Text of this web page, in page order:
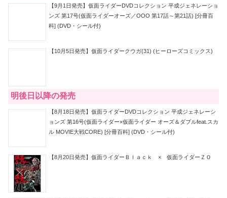
【9月1日発売】仮面ライダーDVDコレクション 平成ジェネレーショ
ンズ 第17号(仮面ライダーオーズ／OOO 第17話～第21話) [分冊百
科] (DVD・シール付)
【10月5日発売】仮面ライダークウガ(31) (ヒーローズコミックス)
明後日以降の発売
【8月18日発売】仮面ライダーDVDコレクション 平成ジェネレーシ
ョンズ 第16号(仮面ライダー×仮面ライダー オーズ＆ダブルfeat.スカ
ル MOVIE大戦CORE) [分冊百科] (DVD・シール付)
【8月20日発売】仮面ライダーＢｌａｃｋ × 仮面ライダーＺＯ